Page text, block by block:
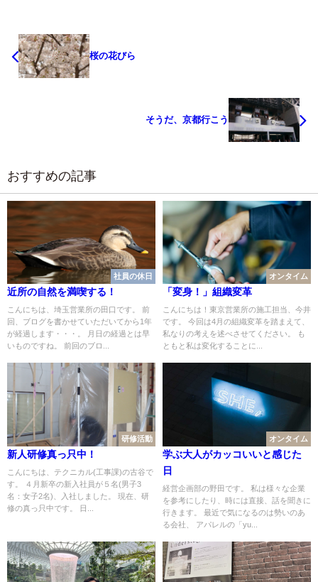
桜の花びら
そうだ、京都行こう
おすすめの記事
社員の休日
近所の自然を満喫する！
こんにちは、埼玉営業所の田口です。 前
回、ブログを書かせていただいてから1年
が経過します・・・。 月日の経過とは早
いものですね。 前回のブロ...
オンタイム
「変身！」組織変革
こんにちは！東京営業所の施工担当、今井
です。 今回は4月の組織変革を踏まえて、
私なりの考えを述べさせてください。 も
ともと私は変化することに...
研修活動
新人研修真っ只中！
こんにちは、テクニカル(工事課)の古谷で
す。 ４月新卒の新入社員が５名(男子3
名：女子2名)、入社しました。 現在、研
修の真っ只中です。 日...
オンタイム
学ぶ大人がカッコいいと感じた
日
経営企画部の野田です。 私は様々な企業
を参考にしたり、時には直接、話を聞きに
行きます。 最近で気になるのは勢いのあ
る会社、 アパレルの「yu...